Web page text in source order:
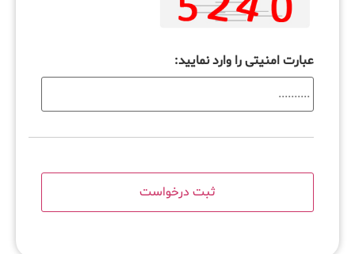
عبارت امنیتی را وارد نمایید: